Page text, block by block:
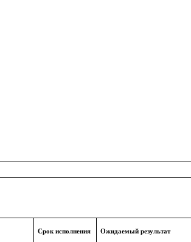
Срок исполнения Ожидаемый результат